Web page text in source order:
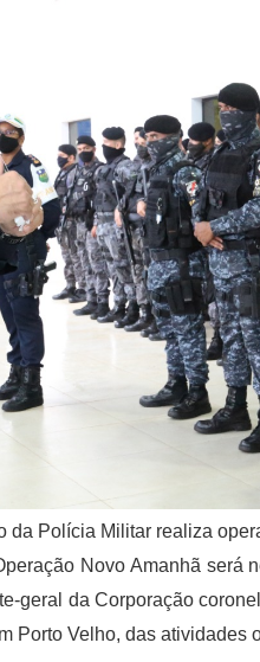
da Polícia Militar realiza
Novo Amanhã será
geral da Corporação
Porto Velho, das atividades